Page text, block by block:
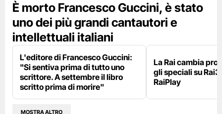
È morto Francesco Guccini, è stato
uno dei più grandi cantautori e
intellettuali italiani
L'editore di Francesco Guccini:
"Si sentiva prima di tutto uno
scrittore. A settembre il libro
scritto prima di morire"
La Rai cambia
gli speciali su
RaiPlay
MOSTRA ALTRO